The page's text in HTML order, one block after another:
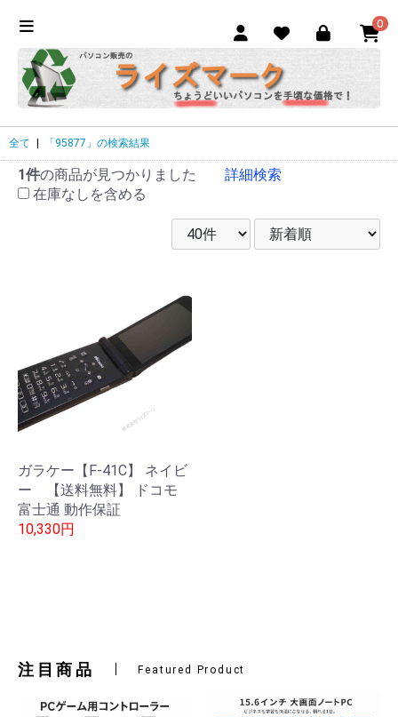
0
全て 「95877」の検索結果
1件の商品が見つかりました
詳細検索
在庫なしを含める
ガラケー【F-41C】 ネイビ
ー 【送料無料】 ドコモ
富士通 動作保証
10,330円
注目商品 Featured Product